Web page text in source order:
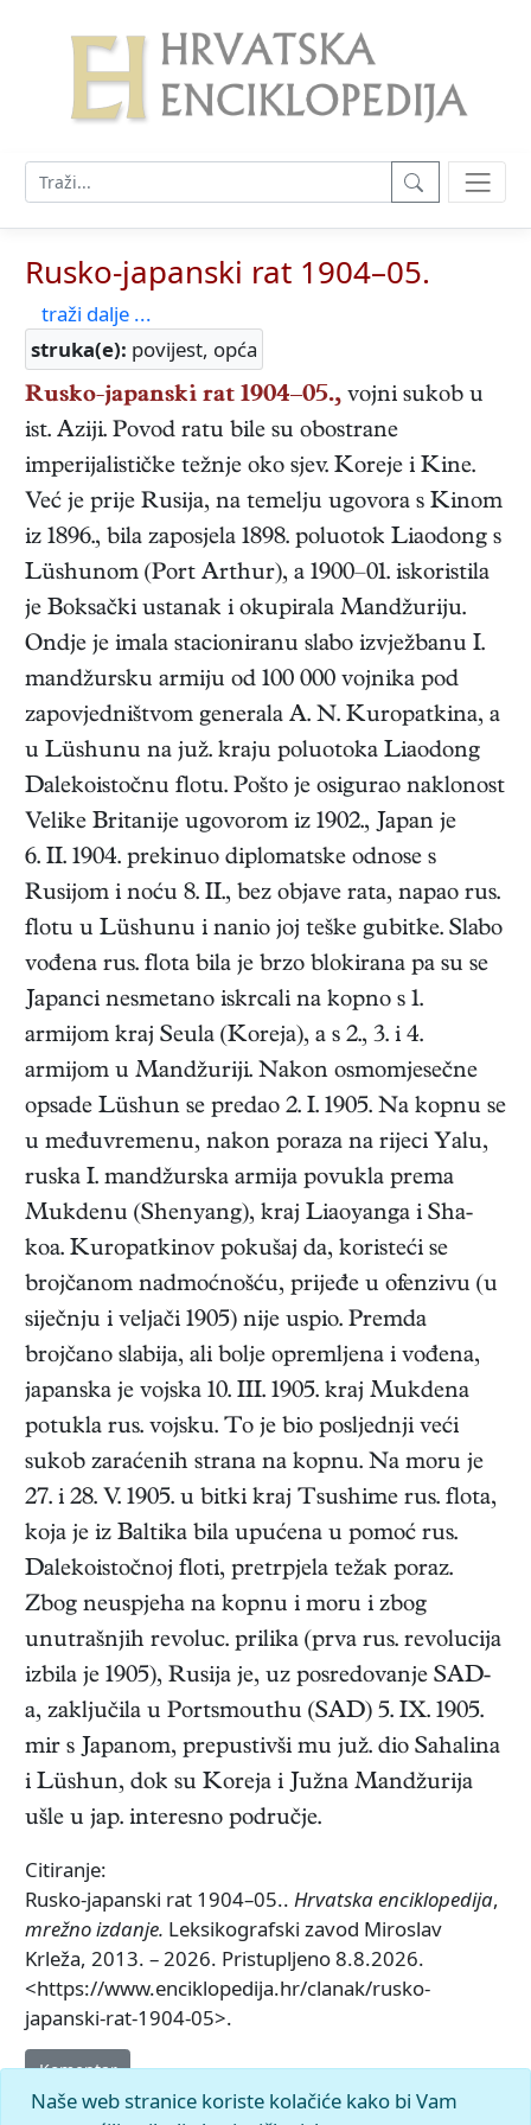
Rusko-japanski rat 1904–05.
traži dalje ...
struka(e): povijest, opća
Rusko-japanski rat 1904–05., vojni sukob u
ist. Aziji. Povod ratu bile su obostrane
imperijalističke težnje oko sjev. Koreje i Kine.
Već je prije Rusija, na temelju ugovora s Kinom
iz 1896., bila zaposjela 1898. poluotok Liaodong s
Lüshunom (Port Arthur), a 1900–01. iskoristila
je Boksački ustanak i okupirala Mandžuriju.
Ondje je imala stacioniranu slabo izvježbanu I.
mandžursku armiju od 100 000 vojnika pod
zapovjedništvom generala A. N. Kuropatkina, a
u Lüshunu na juž. kraju poluotoka Liaodong
Dalekoistočnu flotu. Pošto je osigurao naklonost
Velike Britanije ugovorom iz 1902., Japan je
6. II. 1904. prekinuo diplomatske odnose s
Rusijom i noću 8. II., bez objave rata, napao rus.
flotu u Lüshunu i nanio joj teške gubitke. Slabo
vođena rus. flota bila je brzo blokirana pa su se
Japanci nesmetano iskrcali na kopno s 1.
armijom kraj Seula (Koreja), a s 2., 3. i 4.
armijom u Mandžuriji. Nakon osmomjesečne
opsade Lüshun se predao 2. I. 1905. Na kopnu se
u međuvremenu, nakon poraza na rijeci Yalu,
ruska I. mandžurska armija povukla prema
Mukdenu (Shenyang), kraj Liaoyanga i Sha-
koa. Kuropatkinov pokušaj da, koristeći se
brojčanom nadmoćnošću, prijeđe u ofenzivu (u
siječnju i veljači 1905) nije uspio. Premda
brojčano slabija, ali bolje opremljena i vođena,
japanska je vojska 10. III. 1905. kraj Mukdena
potukla rus. vojsku. To je bio posljednji veći
sukob zaraćenih strana na kopnu. Na moru je
27. i 28. V. 1905. u bitki kraj Tsushime rus. flota,
koja je iz Baltika bila upućena u pomoć rus.
Dalekoistočnoj floti, pretrpjela težak poraz.
Zbog neuspjeha na kopnu i moru i zbog
unutrašnjih revoluc. prilika (prva rus. revolucija
izbila je 1905), Rusija je, uz posredovanje SAD-
a, zaključila u Portsmouthu (SAD) 5. IX. 1905.
mir s Japanom, prepustivši mu juž. dio Sahalina
i Lüshun, dok su Koreja i Južna Mandžurija
ušle u jap. interesno područje.
Citiranje:
Rusko-japanski rat 1904–05.. Hrvatska enciklopedija,
mrežno izdanje. Leksikografski zavod Miroslav
Krleža, 2013. – 2026. Pristupljeno 8.8.2026.
<https://www.enciklopedija.hr/clanak/rusko-
japanski-rat-1904-05>.
Komentar
Naše web stranice koriste kolačiće kako bi Vam